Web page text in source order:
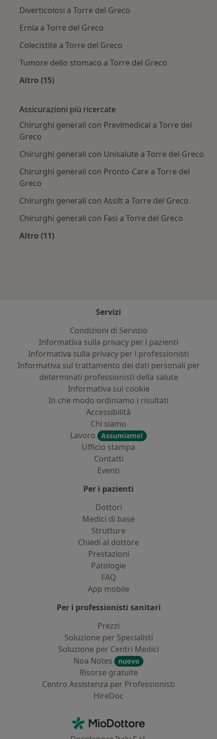
Diverticolosi a Torre del Greco
Ernia a Torre del Greco
Colecistite a Torre del Greco
Tumore dello stomaco a Torre del Greco
Altro (15)
Assicurazioni più ricercate
Chirurghi generali con Previmedical a Torre del
Greco
Chirurghi generali con Unisalute a Torre del Greco
Chirurghi generali con Pronto-Care a Torre del
Greco
Chirurghi generali con Assilt a Torre del Greco
Chirurghi generali con Fasi a Torre del Greco
Altro (11)
Servizi
Condizioni di Servizio
Informativa sulla privacy per i pazienti
Informativa sulla privacy per i professionisti
Informativa sul trattamento dei dati personali per
determinati professionisti della salute
Informativa sui cookie
In che modo ordiniamo i risultati
Accessibilità
Chi siamo
Lavoro
Assumiamo!
Ufficio stampa
Contatti
Eventi
Per i pazienti
Dottori
Medici di base
Strutture
Chiedi al dottore
Prestazioni
Patologie
FAQ
App mobile
Per i professionisti sanitari
Prezzi
Soluzione per Specialisti
Soluzione per Centri Medici
Noa Notes
nuovo
Risorse gratuite
Centro Assistenza per Professionisti
HireDoc
MioDottore - Homepage